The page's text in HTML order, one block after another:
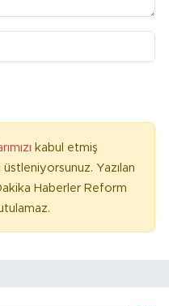
kabul etmiş
Yazılan
Haberler Reform